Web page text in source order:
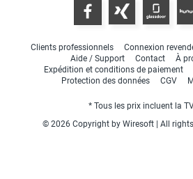
Clients professionnels Connexion
Aide / Support
Contact
À
Expédition et conditions de paiement
Protection des données
CGV
* Tous les prix incluent la
© 2026 Copyright by Wiresoft | All